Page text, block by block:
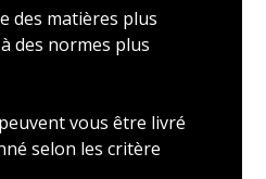
des matières plus
des normes plus
vous être livré
selon les critère